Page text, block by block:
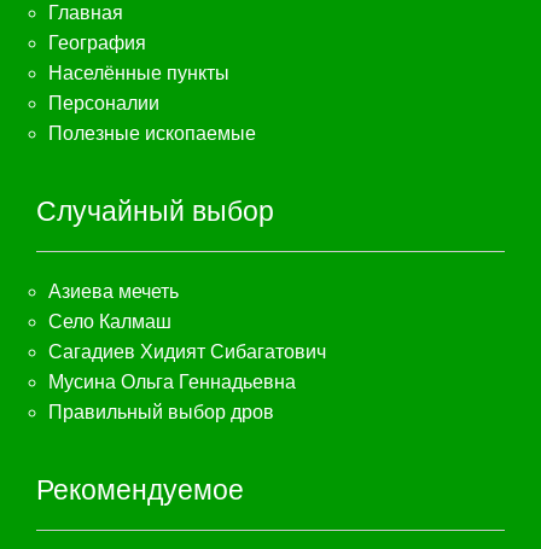
Главная
География
Населённые пункты
Персоналии
Полезные ископаемые
Случайный выбор
Азиева мечеть
Село Калмаш
Сагадиев Хидият Сибагатович
Мусина Ольга Геннадьевна
Правильный выбор дров
Рекомендуемое